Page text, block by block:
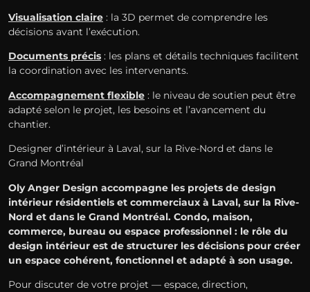
Visualisation claire : la 3D permet de comprendre les
décisions avant l’exécution.
Documents précis : les plans et détails techniques facilitent
la coordination avec les intervenants.
Accompagnement flexible : le niveau de soutien peut être
adapté selon le projet, les besoins et l’avancement du
chantier.
Designer d’intérieur à Laval, sur la Rive-Nord et dans le
Grand Montréal
Oly Anger Design accompagne les projets de design
intérieur résidentiels et commerciaux à Laval, sur la Rive-
Nord et dans le Grand Montréal. Condo, maison,
commerce, bureau ou espace professionnel : le rôle du
design intérieur est de structurer les décisions pour créer
un espace cohérent, fonctionnel et adapté à son usage.
Pour discuter de votre projet — espace, direction,